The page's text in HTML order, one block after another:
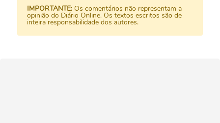
IMPORTANTE: Os comentários não representam a
opinião do Diário Online. Os textos escritos são de
inteira responsabilidade dos autores.